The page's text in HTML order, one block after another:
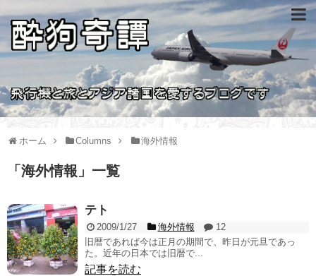
ホーム Columns 海外情報
「 海外情報 」 一覧
テト
2009/1/27 海外情報
12
旧暦であれば今は正月の期間で、昨日が元旦であっ
た。近年の日本では旧暦で...
記事を読む